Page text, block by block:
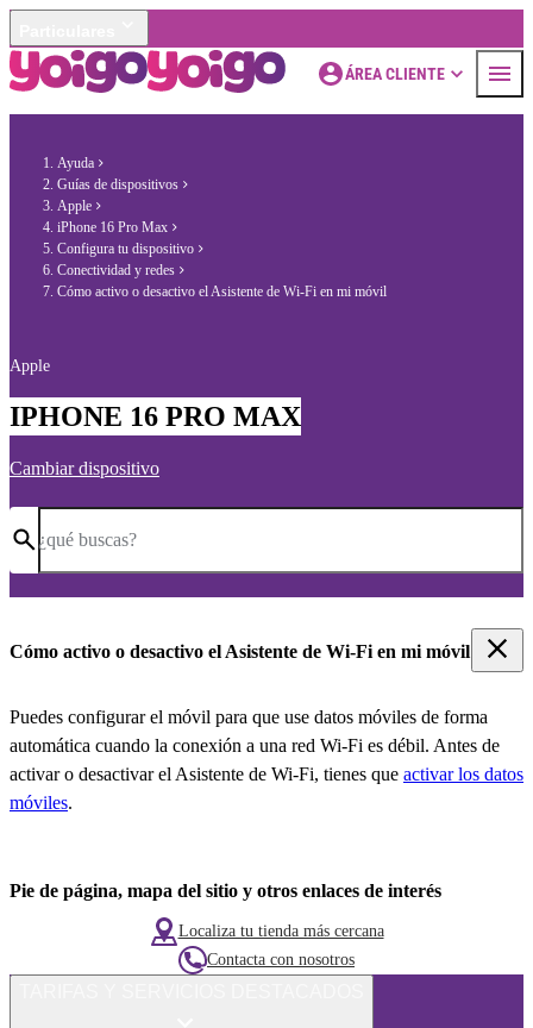
ÁREA CLIENTE
Ayuda
Guías de dispositivos
Apple
iPhone 16 Pro Max
Configura tu dispositivo
Conectividad y redes
Cómo activo o desactivo el Asistente de Wi-Fi en mi móvil
Apple
IPHONE 16 PRO MAX
Cambiar dispositivo
¿qué buscas?
Cómo activo o desactivo el Asistente de Wi-Fi en mi móvil
Puedes configurar el móvil para que use datos móviles de forma
automática cuando la conexión a una red Wi-Fi es débil. Antes de
activar o desactivar el Asistente de Wi-Fi, tienes que activar los datos
móviles.
Pie de página, mapa del sitio y otros enlaces de interés
Localiza tu tienda más cercana
Contacta con nosotros